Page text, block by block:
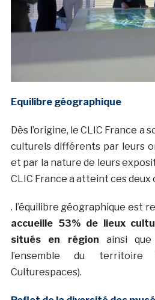
Equilibre géographique
Dès l’origine, le CLIC France a
culturels différents par leurs
et par la nature de leurs
CLIC France a atteint ces deux
. l’équilibre géographique est
accueille 53% de lieux
situés en région ainsi
l’ensemble du
Culturespaces).